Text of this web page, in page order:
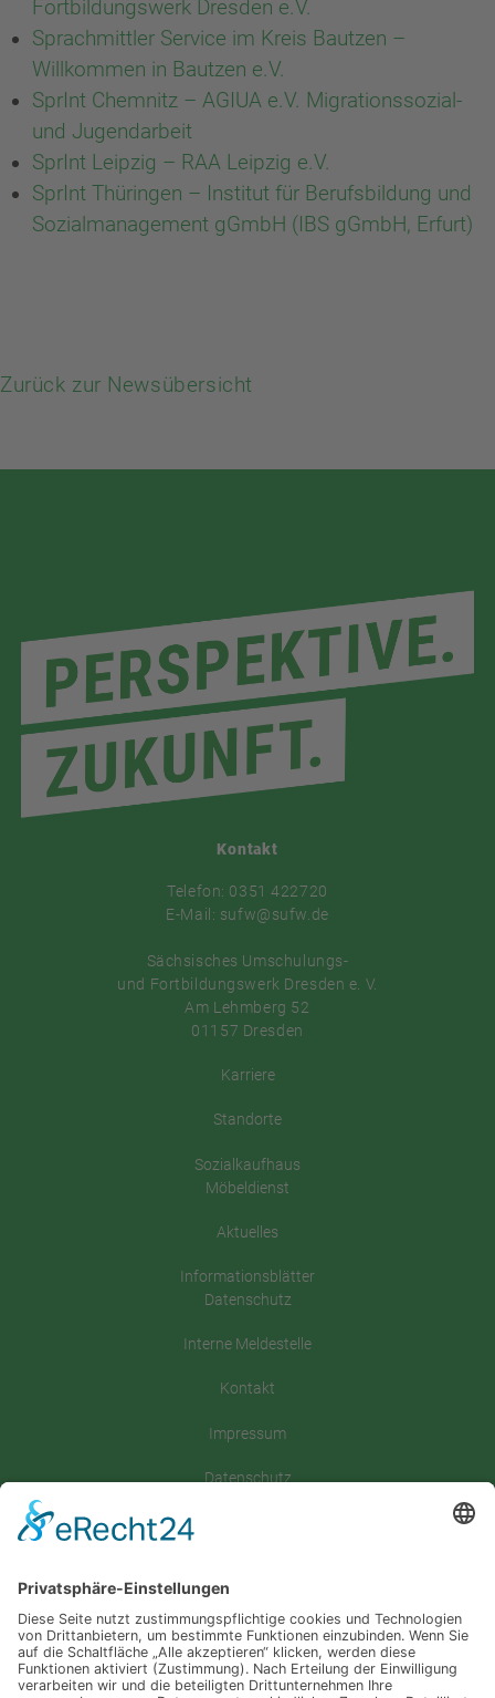
Fortbildungswerk Dresden e.V.
Sprachmittler Service im Kreis Bautzen –
Willkommen in Bautzen e.V.
SprInt Chemnitz – AGIUA e.V. Migrationssozial-
und Jugendarbeit
SprInt Leipzig – RAA Leipzig e.V.
SprInt Thüringen – Institut für Berufsbildung und
Sozialmanagement gGmbH (IBS gGmbH, Erfurt)
Zurück zur Newsübersicht
Kontakt
Telefon: 0351 422720
E-Mail: sufw@sufw.de
Sächsisches Umschulungs-
und Fortbildungswerk Dresden e. V.
Am Lehmberg 52
01157 Dresden
Karriere
Standorte
Sozialkaufhaus
Möbeldienst
Aktuelles
Informationsblätter
Datenschutz
Interne Meldestelle
Kontakt
Impressum
Datenschutz
Sitemap
Spenden